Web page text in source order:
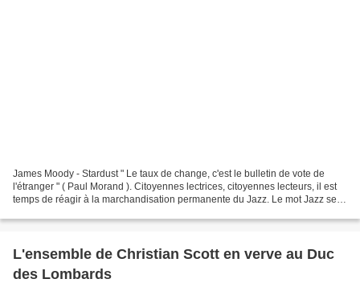
James Moody - Stardust " Le taux de change, c'est le bulletin de vote de
l'étranger " ( Paul Morand ). Citoyennes lectrices, citoyennes lecteurs, il est
temps de réagir à la marchandisation permanente du Jazz. Le mot Jazz sert
L'ensemble de Christian Scott en verve au Duc
des Lombards